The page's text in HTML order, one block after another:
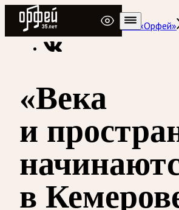
Радио Орфей
Радио классической музыки «Орфей»
«Века
и
в